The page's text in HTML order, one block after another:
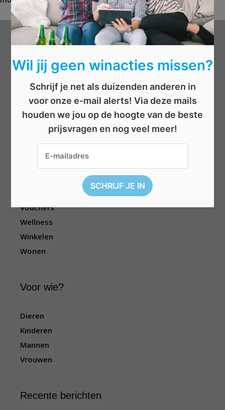
g
s
Wat wil je winnen?
Beauty
Boeken
Elektronica
Eten/drinken
Vouchers
Wellness
Winkelen
Wonen
Voor wie?
Dieren
Kinderen
Mannen
Vrouwen
Recente berichten
Wil jij geen winacties missen?
Schrijf je net als duizenden anderen in
voor onze e-mail alerts! Via deze mails
houden we jou op de hoogte van de beste
prijsvragen en nog veel meer!